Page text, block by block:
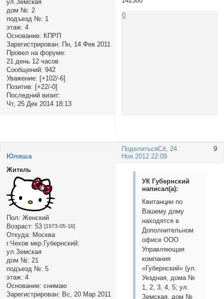
ул.Земская
дом №: 2
подъезд №: 1
этаж: 4
Основание: КПРП
Зарегистрирован: Пн, 14 Фев 2011
Провел на форуме:
21 день 12 часов
Сообщений: 942
Уважение: [+102/-6]
Позитив: [+22/-0]
Последний визит:
Чт, 25 Дек 2014 18:13
0
Поделиться 9
Сб, 24
Ноя 2012 22:09
Юляша
Житель
Пол: Женский
Возраст: 53 [1973-05-16]
Откуда: Москва
г.Чехов мкр.Губернский:
ул.Земская
дом №: 21
подъезд №: 5
этаж: 4
Основание: снимаю
Зарегистрирован: Вс, 20 Мар 2011
УК Губернский
написал(а):
Квитанции по
Вашему дому
находятся в
Дополнительном
офисе ООО
Управляющая
компания
«Губернский» (ул.
Уездная, дома №
1, 2, 3, 4, 5; ул.
Земская, дом №